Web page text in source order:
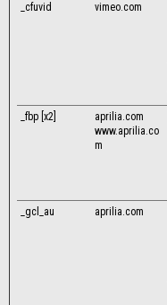
_cfuvid
vimeo.com
_fbp [x2]
aprilia.com
www.aprilia.co
m
_gcl_au aprilia.com